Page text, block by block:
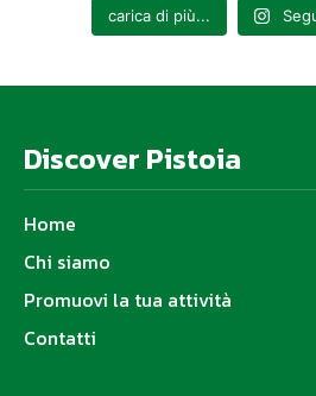
carica di più...
Discover Pistoia
Home
Chi siamo
Promuovi la tua attività
Contatti